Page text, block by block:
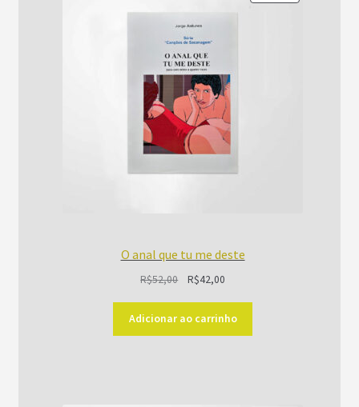
O anal que tu me deste
R$52,00
original
era:
R$42,00O
atual
é:
Adicionar ao carrinho